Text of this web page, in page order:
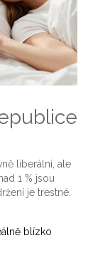
liberální, ale
1 % jsou
je trestné.
blízko